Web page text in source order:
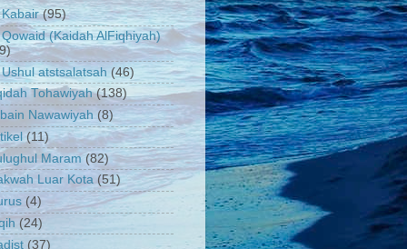
(95)
Qowaid (Kaidah AlFiqhiyah)
atstsalatsah (46)
Tohawiyah (138)
Nawawiyah (8)
(11)
Maram (82)
Luar Kota (51)
(4)
(24)
(37)